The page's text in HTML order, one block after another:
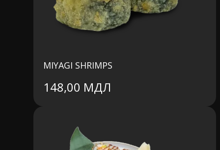
MIYAGI SHRIMPS
148,00 МДЛ